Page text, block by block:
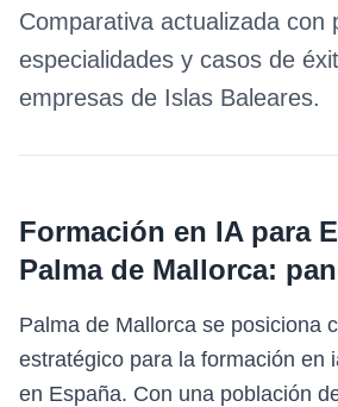
Comparativa actualizada con
especialidades y casos de
empresas de Islas Baleares.
Formación en IA para
Palma de Mallorca:
Palma de Mallorca se posiciona
estratégico para la formación en
en España. Con una población